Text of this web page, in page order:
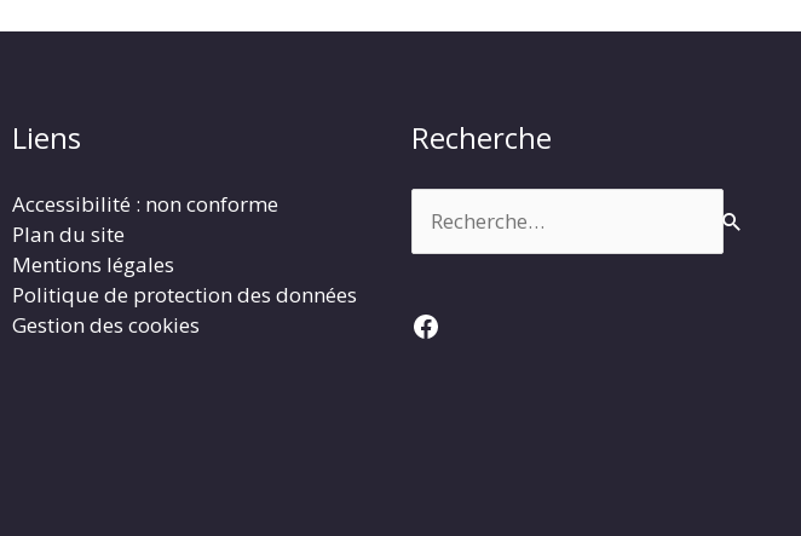
Liens
Accessibilité : non conforme
Plan du site
Mentions légales
Politique de protection des données
Gestion des cookies
Recherche
Facebook